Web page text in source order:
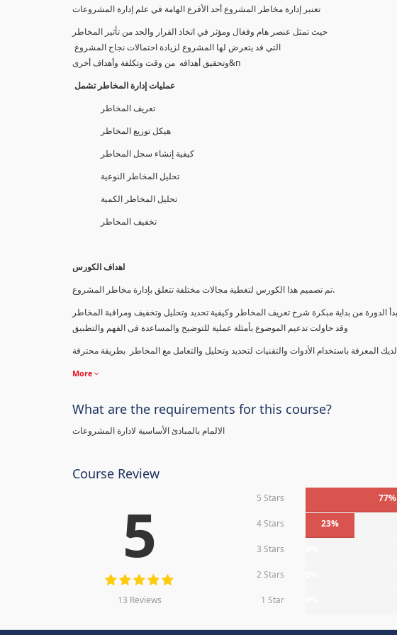
حيث تمثل عنصر هام وفغال ومؤثر في اتخاذ القرار والحد من تأثير المخاطر
وتحقيق أهدافه من وقت وتكلفة وأهداف أخرى&n
عمليات إدارة المخاطر تشمل
تعريف المخاطر
هيكل توزيع المخاطر
كيفية إنشاء سجل المخاطر
تحليل المخاطر النوعية
تحليل المخاطر الكمية
تخفيف المخاطر
اهداف الكورس
تم تصمیم ھذا الكورس لتغطیة مجالات مختلفة تتعلق بإدارة مخاطر المشروع.
وقد حاولت تدعيم الموضوع بأمثلة عملية للتوضيح والمساعدة فى الفهم والتطبيق
More
What are the requirements for this course?
الالمام بالمبادئ الأساسية لادارة المشروعات
Course Review
5
13 Reviews
5 Stars 77%
4 Stars 23%
3 Stars
2 Stars
1 Star